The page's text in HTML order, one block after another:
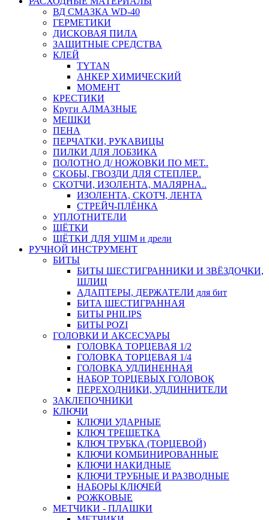
ВД СМАЗКА WD-40
ГЕРМЕТИКИ
ДИСКОВАЯ ПИЛА
ЗАЩИТНЫЕ СРЕДСТВА
КЛЕЙ
TYTAN
АНКЕР ХИМИЧЕСКИЙ
МОМЕНТ
КРЕСТИКИ
Круги АЛМАЗНЫЕ
МЕШКИ
ПЕНА
ПЕРЧАТКИ, РУКАВИЦЫ
ПИЛКИ ДЛЯ ЛОБЗИКА
ПОЛОТНО Д/ НОЖОВКИ ПО МЕТ..
СКОБЫ, ГВОЗДИ ДЛЯ СТЕПЛЕР..
СКОТЧИ, ИЗОЛЕНТА, МАЛЯРНА..
ИЗОЛЕНТА, СКОТЧ, ЛЕНТА
СТРЕЙЧ-ПЛЁНКА
УПЛОТНИТЕЛИ
ЩЁТКИ
ЩЁТКИ ДЛЯ УШМ и дрели
РУЧНОЙ ИНСТРУМЕНТ
БИТЫ
БИТЫ ШЕСТИГРАННИКИ И ЗВЁЗДОЧКИ,
ШЛИЦ
АДАПТЕРЫ, ДЕРЖАТЕЛИ для бит
БИТА ШЕСТИГРАННАЯ
БИТЫ PHILIPS
БИТЫ POZI
ГОЛОВКИ И АКСЕСУАРЫ
ГОЛОВКА ТОРЦЕВАЯ 1/2
ГОЛОВКА ТОРЦЕВАЯ 1/4
ГОЛОВКА УДЛИНЕННАЯ
НАБОР ТОРЦЕВЫХ ГОЛОВОК
ПЕРЕХОДНИКИ, УДЛИННИТЕЛИ
ЗАКЛЕПОЧНИКИ
КЛЮЧИ
КЛЮЧИ УДАРНЫЕ
КЛЮЧ ТРЕЩЕТКА
КЛЮЧ ТРУБКА (ТОРЦЕВОЙ)
КЛЮЧИ КОМБИНИРОВАННЫЕ
КЛЮЧИ НАКИДНЫЕ
КЛЮЧИ ТРУБНЫЕ И РАЗВОДНЫЕ
НАБОРЫ КЛЮЧЕЙ
РОЖКОВЫЕ
МЕТЧИКИ - ПЛАШКИ